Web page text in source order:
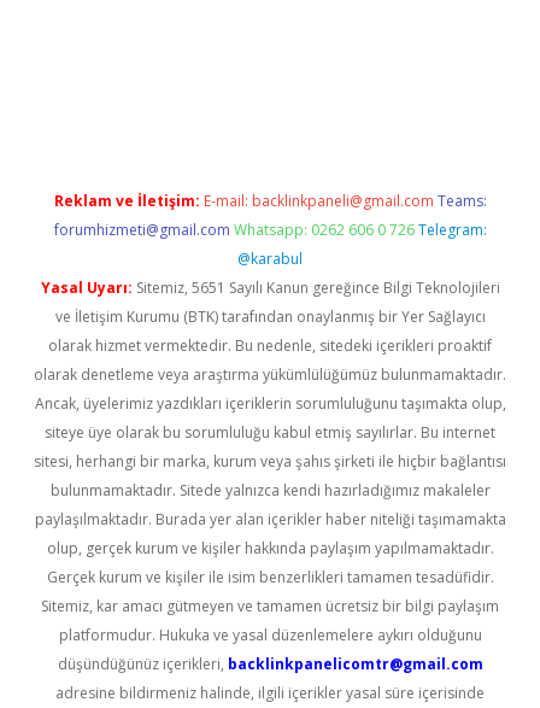
Reklam ve İletişim: E-mail: backlinkpaneli@gmail.com Teams:
forumhizmeti@gmail.com Whatsapp: 0262 606 0 726 Telegram:
@karabul
Yasal Uyarı: Sitemiz, 5651 Sayılı Kanun gereğince Bilgi Teknolojileri
ve İletişim Kurumu (BTK) tarafından onaylanmış bir Yer Sağlayıcı
olarak hizmet vermektedir. Bu nedenle, sitedeki içerikleri proaktif
olarak denetleme veya araştırma yükümlülüğümüz bulunmamaktadır.
Ancak, üyelerimiz yazdıkları içeriklerin sorumluluğunu taşımakta olup,
siteye üye olarak bu sorumluluğu kabul etmiş sayılırlar. Bu internet
sitesi, herhangi bir marka, kurum veya şahıs şirketi ile hiçbir bağlantısı
bulunmamaktadır. Sitede yalnızca kendi hazırladığımız makaleler
paylaşılmaktadır. Burada yer alan içerikler haber niteliği taşımamakta
olup, gerçek kurum ve kişiler hakkında paylaşım yapılmamaktadır.
Gerçek kurum ve kişiler ile isim benzerlikleri tamamen tesadüfidir.
Sitemiz, kar amacı gütmeyen ve tamamen ücretsiz bir bilgi paylaşım
platformudur. Hukuka ve yasal düzenlemelere aykırı olduğunu
düşündüğünüz içerikleri, backlinkpanelicomtr@gmail.com
adresine bildirmeniz halinde, ilgili içerikler yasal süre içerisinde